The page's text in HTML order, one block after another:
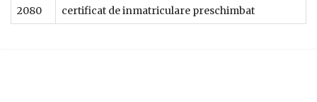
2080 certificat de inmatriculare preschimbat